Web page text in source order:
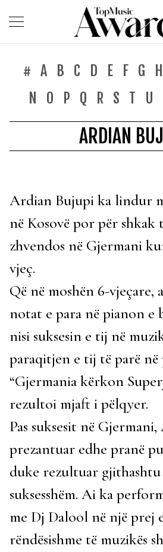
# A B C D E F G H
N
O P Q R S T U
ARDIAN
Ardian Bujupi ka lindur
në Kosovë por për shkak
zhvendos në Gjermani
vjeç.
Që në moshën 6-vjeçare,
notat e para në pianon e
nisi suksesin e tij në
paraqitjen e tij të parë
“Gjermania kërkon
rezultoi mjaft i pëlqyer.
Pas suksesit në
prezantuar edhe pranë
duke rezultuar gjithashtu
suksesshëm. Ai ka
me Dj Dalool në një prej
rëndësishme të muzikës